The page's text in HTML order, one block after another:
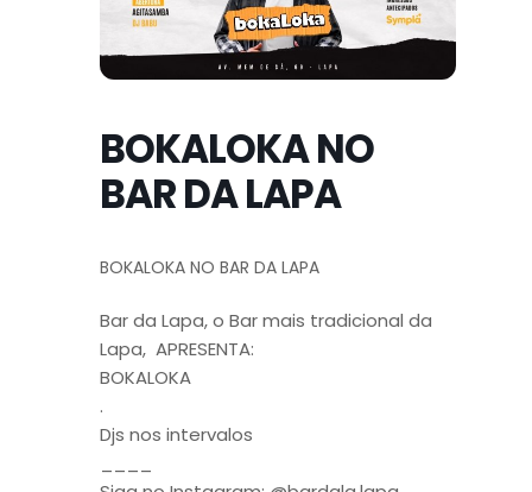
BOKALOKA NO
BAR DA LAPA
BOKALOKA NO BAR DA LAPA
Bar da Lapa, o Bar mais tradicional da
Lapa, APRESENTA:
BOKALOKA
.
Djs nos intervalos